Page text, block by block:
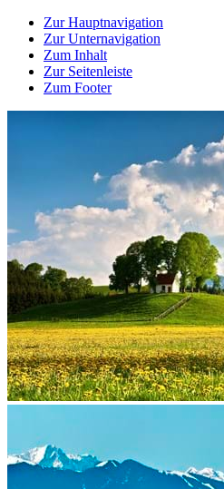
Zur Hauptnavigation
Zur Unternavigation
Zum Inhalt
Zur Seitenleiste
Zum Footer